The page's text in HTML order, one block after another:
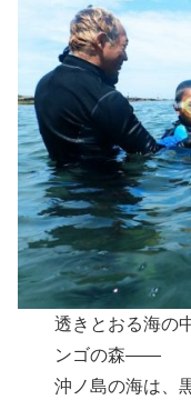
透きとおる海の
ンゴの森――
沖ノ島の海は、